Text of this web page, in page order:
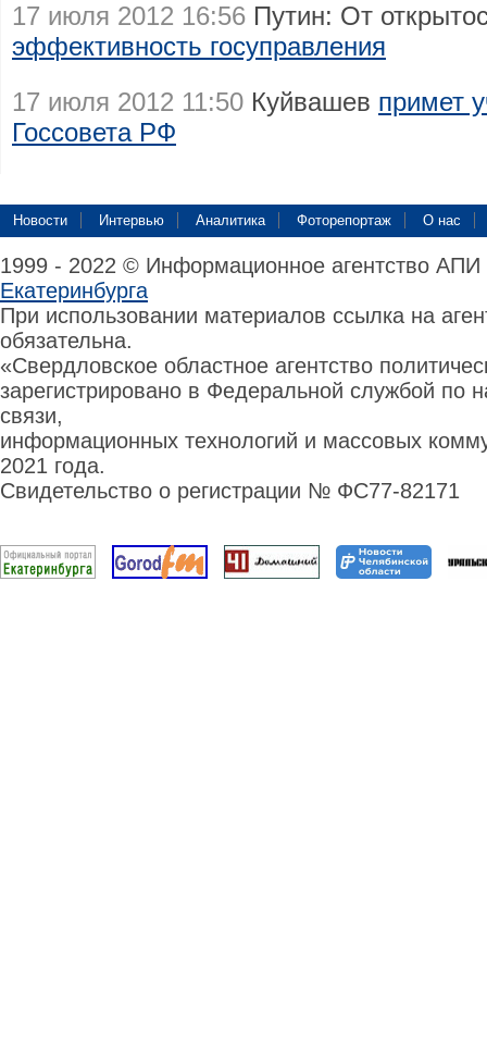
17 июля 2012 16:56 Путин: От
эффективность госуправления
17 июля 2012 11:50 Куйвашев примет
Госсовета РФ
Новости Интервью Аналитика Фоторепортаж О нас
1999 - 2022 © Информационное агентство
Екатеринбурга
При использовании материалов ссылка на
обязательна.
«Свердловское областное агентство
зарегистрировано в Федеральной службой по
связи,
информационных технологий и массовых
2021 года.
Свидетельство о регистрации № ФС77-82171